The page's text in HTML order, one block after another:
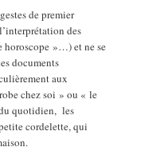
de premier
des
horoscope »…) et ne se
documents
aux
chez soi » ou « le
quotidien, les
cordelette, qui